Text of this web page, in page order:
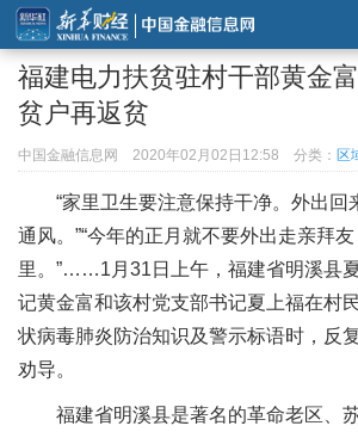
福建电力扶贫驻村干部黄金
贫户再返贫
中国金融信息网 2020年02月02日12:58 分类： 区
“家里卫生要注意保持干净。外出回
通风。”“今年的正月就不要外出走亲拜
里。”……1月31日上午，福建省明溪县
记黄金富和该村党支部书记夏上福在村
状病毒肺炎防治知识及警示标语时，反
劝导。
福建省明溪县是著名的革命老区、